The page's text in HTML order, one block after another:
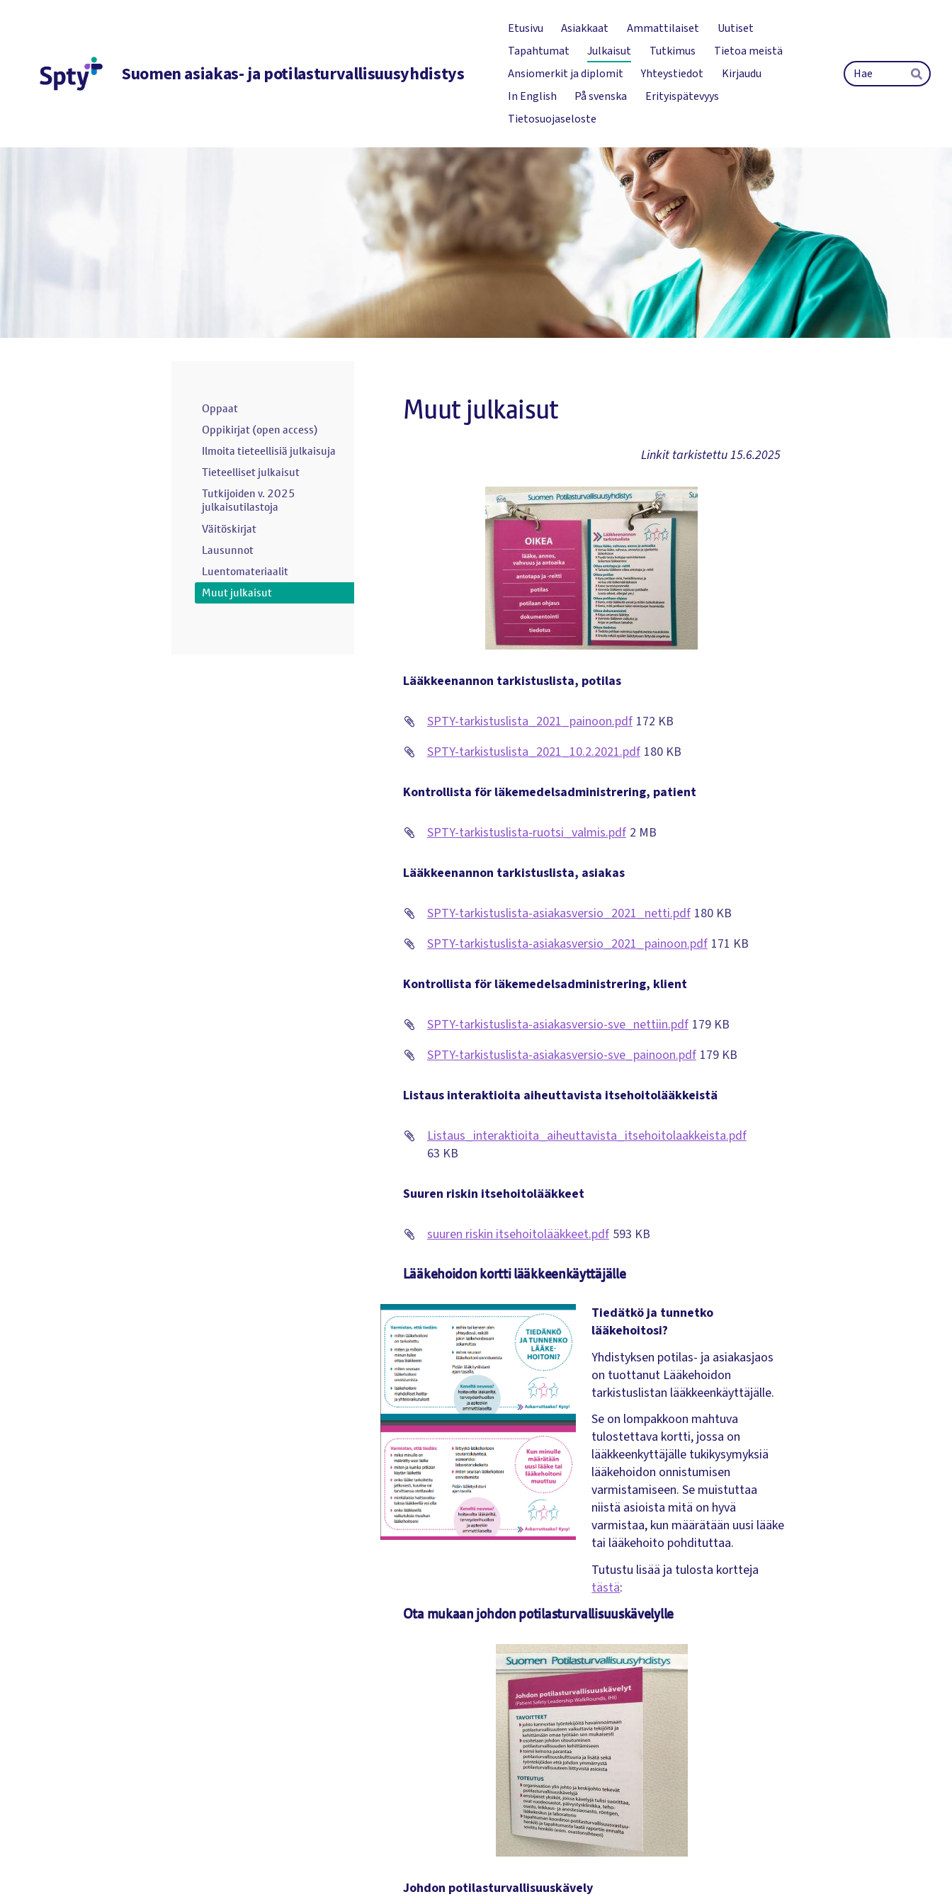
Suomen asiakas- ja potilasturvallisuusyhdistys
Etusivu Asiakkaat Ammattilaiset
Uutiset
Tapahtumat
Julkaisut Tutkimus
Tietoa meistä
Ansiomerkit ja diplomit
Yhteystiedot
Kirjaudu
In English
På svenska
Erityispätevyys
Tietosuojaseloste
Hae
Oppaat
Oppikirjat (open access)
Ilmoita tieteellisiä julkaisuja
Tieteelliset julkaisut
Tutkijoiden v. 2025
julkaisutilastoja
Väitöskirjat
Lausunnot
Luentomateriaalit
Muut julkaisut
Muut julkaisut
Linkit tarkistettu 15.6.2025
Lääkkeenannon tarkistuslista, potilas
SPTY-tarkistuslista_2021_painoon.pdf 172 KB
SPTY-tarkistuslista_2021_10.2.2021.pdf 180 KB
Kontrollista för läkemedelsadministrering, patient
SPTY-tarkistuslista-ruotsi_valmis.pdf 2 MB
Lääkkeenannon tarkistuslista, asiakas
SPTY-tarkistuslista-asiakasversio_2021_netti.pdf 180 KB
SPTY-tarkistuslista-asiakasversio_2021_painoon.pdf 171 KB
Kontrollista för läkemedelsadministrering, klient
SPTY-tarkistuslista-asiakasversio-sve_nettiin.pdf 179 KB
SPTY-tarkistuslista-asiakasversio-sve_painoon.pdf 179 KB
Listaus interaktioita aiheuttavista itsehoitolääkkeistä
Listaus_interaktioita_aiheuttavista_itsehoitolaakkeista.pdf
63 KB
Suuren riskin itsehoitolääkkeet
suuren riskin itsehoitolääkkeet.pdf 593 KB
Lääkehoidon kortti lääkkeenkäyttäjälle
Tiedätkö ja tunnetko
lääkehoitosi?
Yhdistyksen potilas- ja asiakasjaos
on tuottanut Lääkehoidon
tarkistuslistan lääkkeenkäyttäjälle.
Se on lompakkoon mahtuva
tulostettava kortti, jossa on
lääkkeenkyttäjälle tukikysymyksiä
lääkehoidon onnistumisen
varmistamiseen. Se muistuttaa
niistä asioista mitä on hyvä
varmistaa, kun määrätään uusi lääke
tai lääkehoito pohdituttaa.
Tutustu lisää ja tulosta kortteja
tästä:
Ota mukaan johdon potilasturvallisuuskävelylle
Johdon potilasturvallisuuskävely